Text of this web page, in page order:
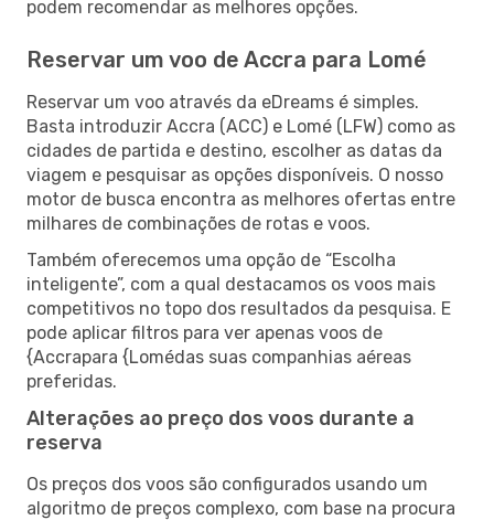
podem recomendar as melhores opções.
Reservar um voo de Accra para Lomé
Reservar um voo através da eDreams é simples.
Basta introduzir Accra (ACC) e Lomé (LFW) como as
cidades de partida e destino, escolher as datas da
viagem e pesquisar as opções disponíveis. O nosso
motor de busca encontra as melhores ofertas entre
milhares de combinações de rotas e voos.
Também oferecemos uma opção de “Escolha
inteligente”, com a qual destacamos os voos mais
competitivos no topo dos resultados da pesquisa. E
pode aplicar filtros para ver apenas voos de
{Accrapara {Lomédas suas companhias aéreas
preferidas.
Alterações ao preço dos voos durante a
reserva
Os preços dos voos são configurados usando um
algoritmo de preços complexo, com base na procura